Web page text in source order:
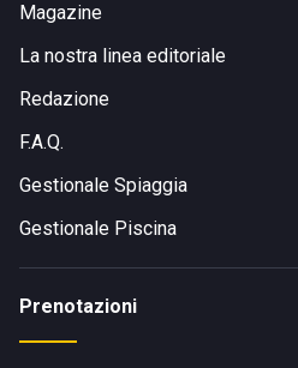
Magazine
La nostra linea editoriale
Redazione
F.A.Q.
Gestionale Spiaggia
Gestionale Piscina
Prenotazioni